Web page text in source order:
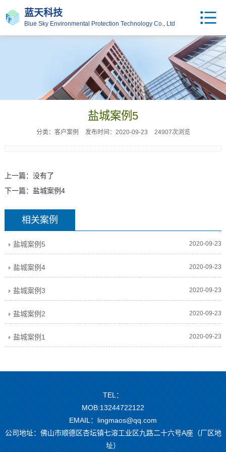
蓝天科技
Blue Sky Environmental Protection Technology Co., Ltd
盐城案例5
分类：客户案例 发布时间：2020-09-23 24907次浏览
上一篇：没有了
下一篇： 盐城案例4
相关案例
盐城案例5 2020-09-23
盐城案例4 2020-09-23
盐城案例3 2020-09-23
盐城案例2 2020-09-23
盐城案例1 2020-09-23
TEL：
MOB:13244722122
EMAIL：lingmaos@qq.com
公司地址：佛山市顺德区杏坛镇七溶工业区九路二十六号A座（厂区地
址）